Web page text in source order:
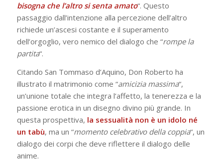
bisogna che l’altro si senta amato“. Questo
passaggio dall’intenzione alla percezione dell’altro
richiede un’ascesi costante e il superamento
dell’orgoglio, vero nemico del dialogo che “rompe la
partita“.
Citando San Tommaso d’Aquino, Don Roberto ha
illustrato il matrimonio come “amicizia massima“,
un’unione totale che integra l’affetto, la tenerezza e la
passione erotica in un disegno divino più grande. In
questa prospettiva, la sessualità non è un idolo né
un tabù, ma un “momento celebrativo della coppia“, un
dialogo dei corpi che deve riflettere il dialogo delle
anime.